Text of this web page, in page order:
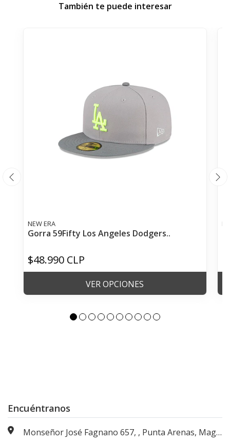
También te puede interesar
NEW ERA
Gorra 59Fifty Los Angeles Dodgers..
$48.990 CLP
VER OPCIONES
Encuéntranos
Monseñor José Fagnano 657, , Punta Arenas, Magallanes, Chile